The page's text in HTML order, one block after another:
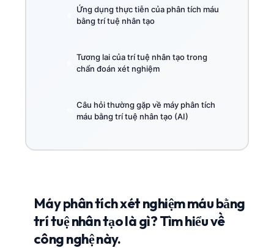
Ứng dụng thực tiễn của phân tích máu
bằng trí tuệ nhân tạo
Tương lai của trí tuệ nhân tạo trong
chẩn đoán xét nghiệm
Câu hỏi thường gặp về máy phân tích
máu bằng trí tuệ nhân tạo (AI)
Máy phân tích xét nghiệm máu bằng
trí tuệ nhân tạo là gì? Tìm hiểu về
công nghệ này.